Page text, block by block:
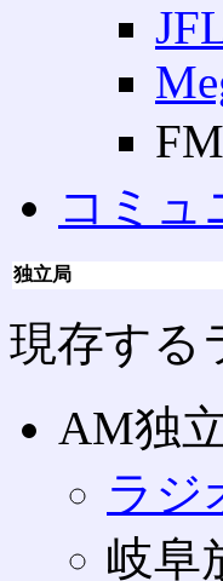
コミュ
独立局
現存する
AM独
ラジ
岐阜